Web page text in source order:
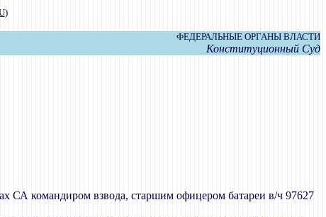
)
ФЕДЕРАЛЬНЫЕ ОРГАНЫ ВЛАСТИ
Конституционный Суд
СА командиром взвода, старшим офицером батареи в/ч 97627